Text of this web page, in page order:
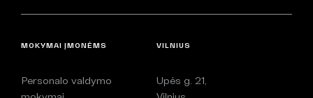
MOKYMAI ĮMONĖMS
Personalo valdymo
VILNIUS
Upės g. 21,